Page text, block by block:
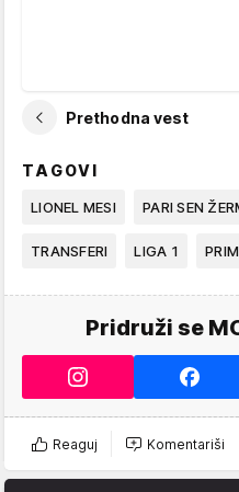
Prethodna vest
TAGOVI
LIONEL MESI PARI SEN
TRANSFERI LIGA 1
Pridruži se
Reaguj Komentariši